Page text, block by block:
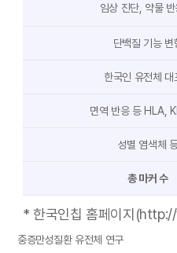
임상 진단, 약물
단백질 기능 변
한국인 유전체 대
면역 반응 등 HLA,
성별 염색체
총 마커 수
* 한국인칩 홈페이지
중증만성질환 유전체 연구